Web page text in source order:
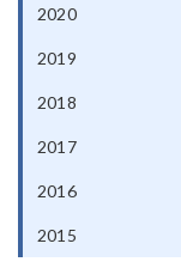
2020
2019
2018
2017
2016
2015